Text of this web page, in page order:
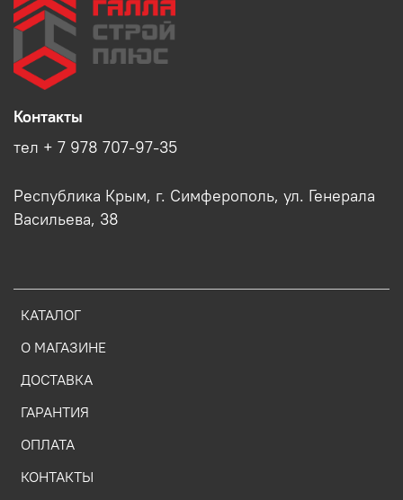
КАТАЛОГ
О МАГАЗИНЕ
ДОСТАВКА
ГАРАНТИЯ
ОПЛАТА
КОНТАКТЫ
Контакты
тел + 7 978 707-97-35
Республика Крым, г. Симферополь, ул. Генерала
Васильева, 38